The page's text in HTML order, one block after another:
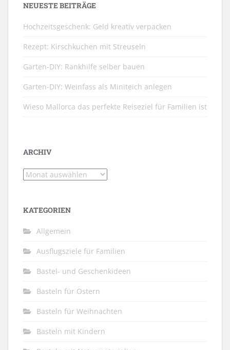
NEUESTE BEITRÄGE
Hochzeitsgeschenk: Geld kreativ verpacken
Rezept: Kirschkuchen mit Streuseln
Garten-DIY: Rankhilfe selber bauen
Garten-DIY: Weinfass als Miniteich anlegen
Wieso Mallorca das perfekte Reiseziel für Familien ist
ARCHIV
Archiv
KATEGORIEN
Allgemein
Ausflugsziele für Familien
Bastel- und Geschenkideen
Basteln für Ostern
Basteln für Weihnachten
Basteln mit Kindern